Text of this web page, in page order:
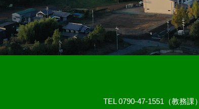
TEL 0790-47-1551（教務課